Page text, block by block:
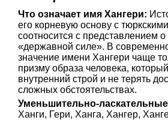
Что означает имя Хангери:
его корневую основу с
соотносится с представлением о
«державной силе». В
значение имени Хангери чаще
призму образа человека,
внутренний строй и не терять
сложных обстоятельствах.
Уменьшительно-
Ханги, Гери, Ханга, Хангер,